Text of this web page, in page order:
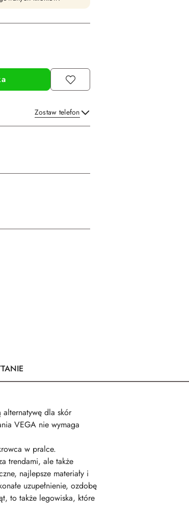
Zostaw telefon
Wyślij
dla skór
VEGA nie wymaga
w pralce.
trendami, ale także
najlepsze materiały i
uzupełnienie, ozdobę
to także legowiska, które